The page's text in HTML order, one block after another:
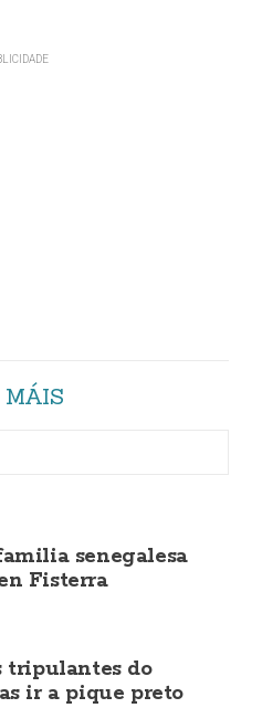
MÁIS
senegalesa
Fisterra
tripulantes do
ir a pique preto